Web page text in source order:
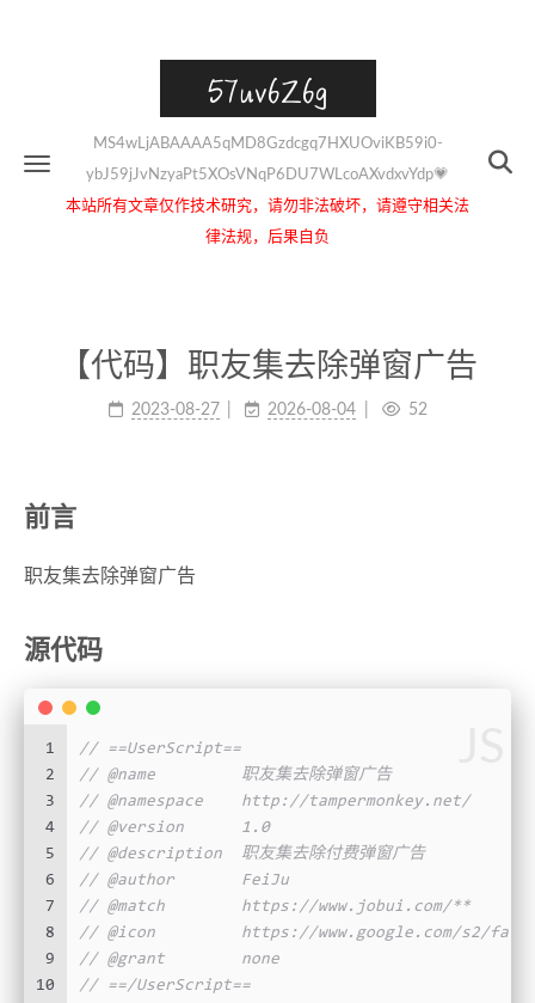
57uv6Z6g
MS4wLjABAAAA5qMD8Gzdcgq7HXUOviKB59i0-
ybJ59jJvNzyaPt5XOsVNqP6DU7WLcoAXvdxvYdp💗
本站所有文章仅作技术研究，请勿非法破坏，请遵守相关法
律法规，后果自负
【代码】职友集去除弹窗广告
2023-08-27 2026-08-04 52
前言
职友集去除弹窗广告
源代码
1
2
3
4
5
6
7
8
9
10
// ==UserScript==
// @name         职友集去除弹窗广告
// @namespace    http://tampermonkey.net/
// @version      1.0
// @description  职友集去除付费弹窗广告
// @author       FeiJu
// @match        https://www.jobui.com/**
// @icon         https://www.google.com/s2/
// @grant        none
// ==/UserScript==